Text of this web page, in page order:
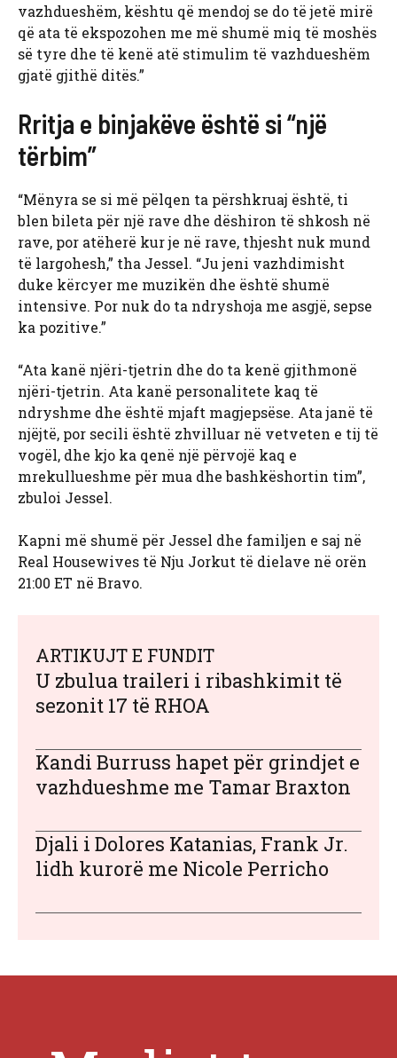
vazhdueshëm, kështu që mendoj se do të jetë mirë
që ata të ekspozohen me më shumë miq të moshës
së tyre dhe të kenë atë stimulim të vazhdueshëm
gjatë gjithë ditës.”
Rritja e binjakëve është si “një
tërbim”
“Mënyra se si më pëlqen ta përshkruaj është, ti
blen bileta për një rave dhe dëshiron të shkosh në
rave, por atëherë kur je në rave, thjesht nuk mund
të largohesh,” tha Jessel. “Ju jeni vazhdimisht
duke kërcyer me muzikën dhe është shumë
intensive. Por nuk do ta ndryshoja me asgjë, sepse
ka pozitive.”
“Ata kanë njëri-tjetrin dhe do ta kenë gjithmonë
njëri-tjetrin. Ata kanë personalitete kaq të
ndryshme dhe është mjaft magjepsëse. Ata janë të
njëjtë, por secili është zhvilluar në vetveten e tij të
vogël, dhe kjo ka qenë një përvojë kaq e
mrekullueshme për mua dhe bashkëshortin tim”,
zbuloi Jessel.
Kapni më shumë për Jessel dhe familjen e saj në
Real Housewives të Nju Jorkut të dielave në orën
21:00 ET në Bravo.
ARTIKUJT E FUNDIT
U zbulua traileri i ribashkimit të
sezonit 17 të RHOA
Kandi Burruss hapet për grindjet e
vazhdueshme me Tamar Braxton
Djali i Dolores Katanias, Frank Jr.
lidh kurorë me Nicole Perricho